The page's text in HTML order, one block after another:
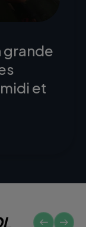
grande
et